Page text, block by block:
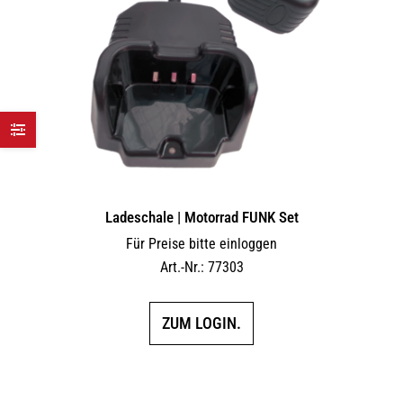
Ladeschale | Motorrad FUNK Set
Für Preise bitte einloggen
Art.-Nr.: 77303
ZUM LOGIN.